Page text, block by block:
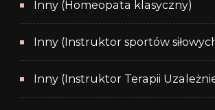
Inny (Homeopata klasyczny)
Inny (Instruktor sportów
Inny (Instruktor Terapii